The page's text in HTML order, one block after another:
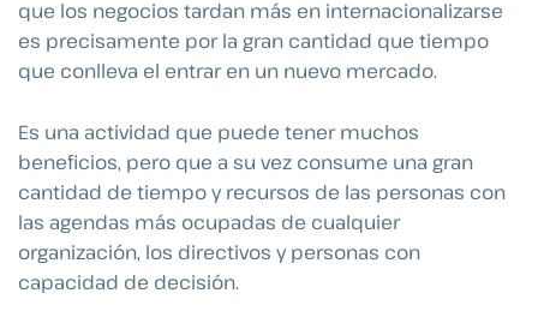
que los negocios tardan más en internacionalizarse
es precisamente por la gran cantidad que tiempo
que conlleva el entrar en un nuevo mercado.
Es una actividad que puede tener muchos
beneficios, pero que a su vez consume una gran
cantidad de tiempo y recursos de las personas con
las agendas más ocupadas de cualquier
organización, los directivos y personas con
capacidad de decisión.